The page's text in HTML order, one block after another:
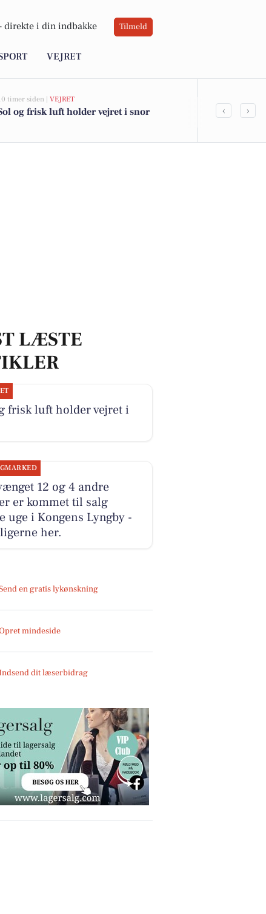
direkte i din indbakke Tilmeld
VEJRET
timer siden | VEJRET
og frisk luft holder vejret i snor
Top 6 over
‹ ›
LÆSTE
frisk luft holder vejret i
12 og 4 andre
er kommet til salg
uge i Kongens Lyngby -
her.
en gratis lykønskning
mindeside
dit læserbidrag